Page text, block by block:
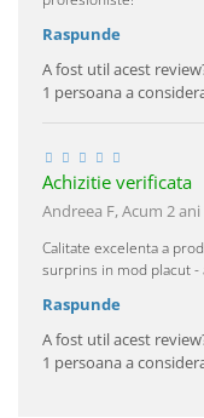
Raspunde
A fost util acest
1 persoana a
Achizitie verificata
Andreea F,Acum 2 ani
Calitate excelenta a
surprins in mod placut -
Raspunde
A fost util acest
1 persoana a